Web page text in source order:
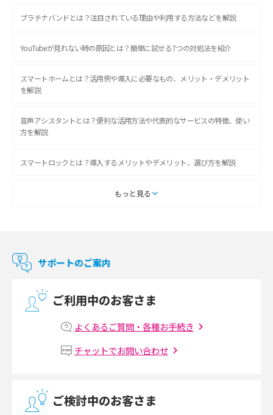
プラチナバンドとは？注目されている理由や利用する方法などを解説
YouTubeが見れない時の原因とは？簡単に試せる7つの対処法を紹介
スマートホームとは？活用例や導入に必要なもの、メリット・デメリット
を解説
音声アシスタントとは？便利な活用方法や代表的なサービスの特徴、使い
方を解説
スマートロックとは？導入するメリットやデメリット、選び方を解説
スマートテレビとは？特徴や選び方、使い方をわかりやすく解説
マンションで使えるWi-Fiは？種類ごとの特徴や選び方を紹介
マンションで光回線の利用を始める手順は？設備状況の確認方法も解説
Wi-Fiルーターの設定方法をわかりやすく解説！事前に準備すべきものも紹
無線LANとは？メリット・デメリットや接続方法を解説
もっと見る
サポートのご案内
ご利用中のお客さま
よくあるご質問・各種お手続き
チャットでお問い合わせ
ご検討中のお客さま